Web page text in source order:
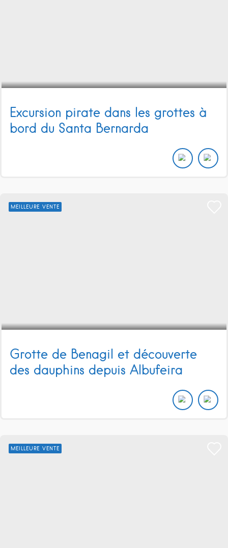
Excursion pirate dans les grottes à
bord du Santa Bernarda
MEILLEURE VENTE
Grotte de Benagil et découverte
des dauphins depuis Albufeira
MEILLEURE VENTE